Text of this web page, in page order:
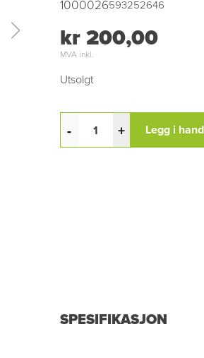
1000026593252646
kr 200,00
MVA inkl.
Utsolgt
- + Legg i
SPESIFIKASJON